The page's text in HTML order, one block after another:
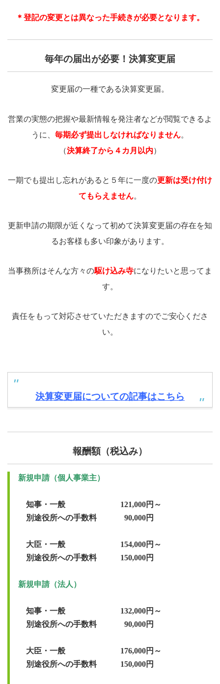
＊登記の変更とは異なった手続きが必要となります。
毎年の届出が必要！決算変更届
変更届の一種である決算変更届。
営業の実態の把握や最新情報を発注者などが閲覧できるよ
うに、 毎期必ず提出しなければなりません。
（決算終了から４カ月以内）
一期でも提出し忘れがあると５年に一度の更新は受け付け
てもらえません。
更新申請の期限が近くなって初めて決算変更届の存在を知
るお客様も多い印象があります。
当事務所はそんな方々の駆け込み寺になりたいと思ってま
す。
責任をもって対応させていただきますのでご安心くださ
い。
決算変更届についての記事はこちら
報酬額（税込み）
知事・一般　　　　　　　121,000円～
別途役所への手数料　　　  90,000円
大臣・一般　　　　　　　154,000円～
知事・一般　　　　　　　132,000円～
別途役所への手数料　　　  90,000円
大臣・一般　　　　　　　176,000円～